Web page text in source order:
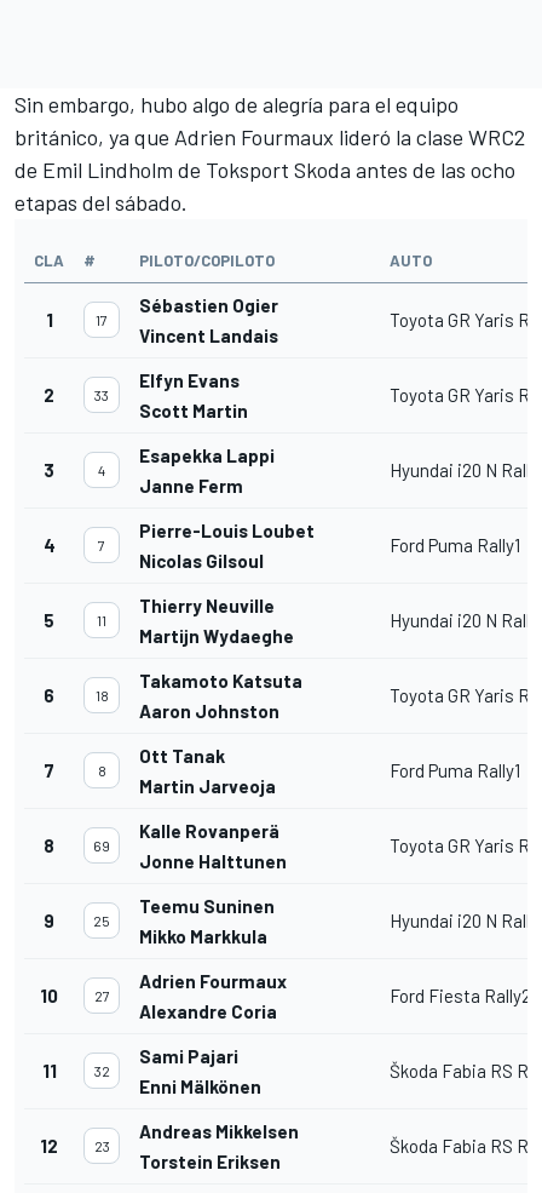
Sin embargo, hubo algo de alegría para el equipo
británico, ya que Adrien Fourmaux lideró la clase WRC2
de Emil Lindholm de Toksport Skoda antes de las ocho
etapas del sábado.
CLA # PILOTO/COPILOTO AUTO
1 17
Sébastien Ogier
Vincent Landais
Toyota GR Yaris
2 33
Elfyn Evans
Scott Martin
Toyota GR Yaris
3 4
Esapekka Lappi
Janne Ferm
Hyundai i20 N
4 7
Pierre-Louis Loubet
Nicolas Gilsoul
Ford Puma Rally1
5 11
Thierry Neuville
Martijn Wydaeghe
Hyundai i20 N
6 18
Takamoto Katsuta
Aaron Johnston
Toyota GR Yaris
7 8
Ott Tanak
Martin Jarveoja
Ford Puma Rally1
8 69
Kalle Rovanperä
Jonne Halttunen
Toyota GR Yaris
9 25
Teemu Suninen
Mikko Markkula
Hyundai i20 N
10 27
Adrien Fourmaux
Alexandre Coria
Ford Fiesta Rally2
11 32
Sami Pajari
Enni Mälkönen
Škoda Fabia RS
12 23
Andreas Mikkelsen
Torstein Eriksen
Škoda Fabia RS